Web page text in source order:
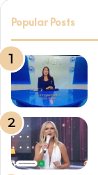
Popular Posts